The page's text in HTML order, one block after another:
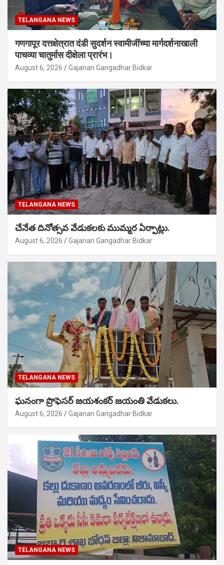
TELANGANA NEWS
गणगापूर दत्तक्षेत्रात दंडी सुदर्शन स्वामीजींच्या मार्गदर्शनाखाली
पाचव्या चातुर्मास दीक्षेला प्रारंभ।
August 6, 2026 Gajanan Gangadhar Bidkar
TELANGANA NEWS
చేనేత దినోత్సవ వేడుకలకు ముమ్మర ఏర్పాట్లు.
August 6, 2026 Gajanan Gangadhar Bidkar
TELANGANA NEWS
ఘనంగా ప్రొఫెసర్ జయశంకర్ జయంతి వేడుకలు.
August 6, 2026 Gajanan Gangadhar Bidkar
TELANGANA NEWS